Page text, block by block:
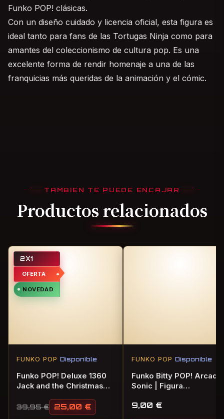
Funko POP! clásicas.
Con un diseño cuidado y licencia oficial, esta figura es
ideal tanto para fans de las Tortugas Ninja como para
amantes del coleccionismo de cultura pop. Es una
excelente forma de rendir homenaje a una de las
franquicias más queridas de la animación y el cómic.
TAMBIEN TE PUEDE ENCAJAR
Productos relacionados
2X1
OFERTA
NOVEDAD
FUNKO POP Disponible
Funko POP! Deluxe 1360
Jack and the Christmas
Before Christmas | Figura
39,95€
El precio original era: 39,95 €.
25,00 €
El precio actual es: 25,00 €.
FUNKO POP Disponible
Funko Bitty POP! Arcade
Sonic | Figura
9,00 €